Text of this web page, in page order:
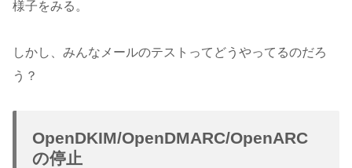
様子をみる。
しかし、みんなメールのテストってどうやってるのだろ
う？
OpenDKIM/OpenDMARC/OpenARC
の停止